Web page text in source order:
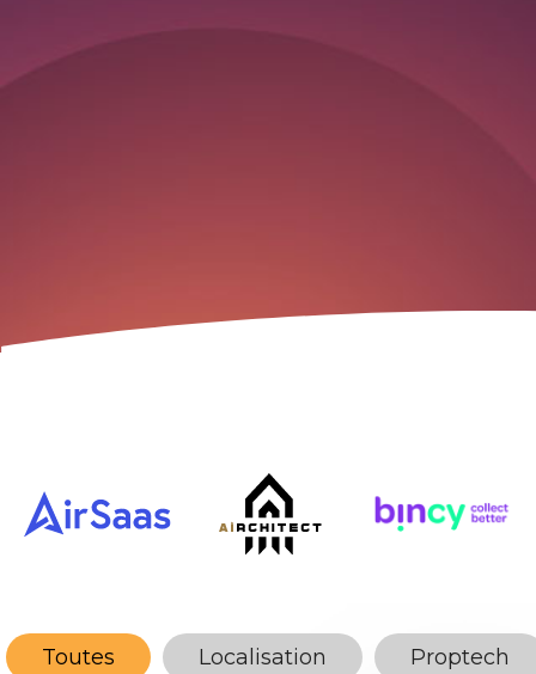
Toutes Localisation Proptech